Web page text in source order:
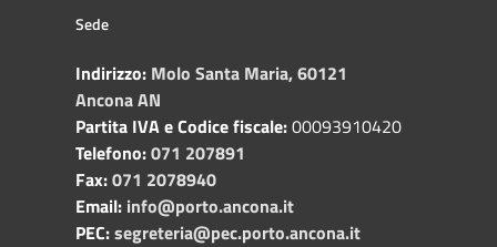
Sede
Indirizzo: Molo Santa Maria, 60121
Ancona AN
Partita IVA e Codice fiscale:00093910420
Telefono:071 207891
Fax:071 2078940
Email: info@porto.ancona.it
PEC:segreteria@pec.porto.ancona.it